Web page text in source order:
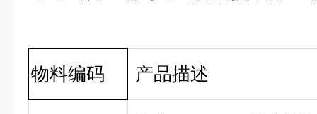
物料编码 产品描述